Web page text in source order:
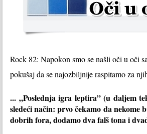
Rock 82: Napokon smo se našli oči u oči
pokušaj da se najozbiljnije raspitamo za
... „Poslednja igra leptira” (u daljem
sledeći način: prvo čekamo da nekome
dobrih fora, dodamo dva falš tona i